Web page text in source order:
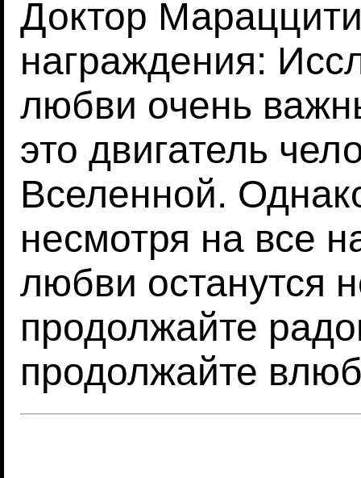
Доктор
награждения:
любви очень
это двигатель
Вселенной.
несмотря на все
любви останутся
продолжайте
продолжайте